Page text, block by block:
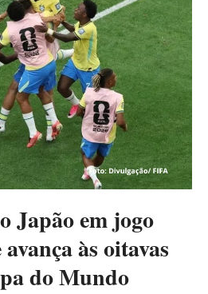
Japão em jogo
às oitavas
do Mundo